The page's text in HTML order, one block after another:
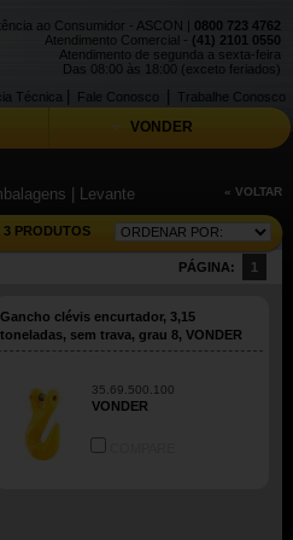
ao Consumidor - ASCON | 0800 723 4762
Atendimento Comercial - (41) 2101 0550
Atendimento de segunda a sexta-feira
Das 08:00 às 18:00 (exceto feriados)
Trabalhe Conosco
Fale Conosco
Técnica
VONDER
| Levante « VOLTAR
3 PRODUTOS
PÁGINA: 1
Gancho clévis encurtador, 3,15
toneladas, sem trava, grau 8, VONDER
35.69.500.100
VONDER